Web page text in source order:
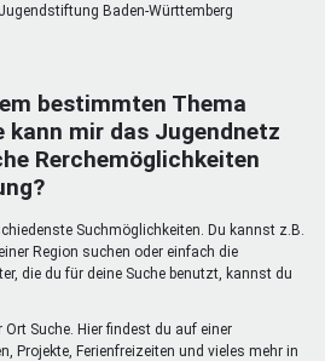
Baden-Württemberg
bestimmten Thema
kann mir das Jugendnetz
Rerchemöglichkeiten
Suchmöglichkeiten. Du kannst z.B.
Region suchen oder einfach die
die du für deine Suche benutzt, kannst du
Suche. Hier findest du auf einer
Projekte, Ferienfreizeiten und vieles mehr in